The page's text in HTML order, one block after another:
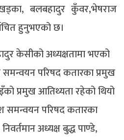
बलबहादुर कुँवर,भेषराज
हुनुभएको छ।
केसीको अध्यक्षतामा भएको
समन्वयन परिषद कतारका प्रमुख
प्रमुख आतिथ्यता रहेको थियो
समन्वयन परिषद कतारका
अध्यक्ष बुद्ध पाण्डे,